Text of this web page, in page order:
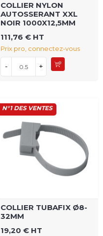
COLLIER NYLON
AUTOSSERANT XXL
NOIR 1000X12,5MM
111,76 € HT
Prix pro, connectez-vous
- +
N°1 DES VENTES
COLLIER TUBAFIX Ø8-
32MM
19,20 € HT